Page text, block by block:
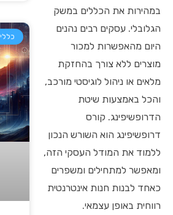
במהירות את הכללים במשק
הגלובלי. עסקים רבים נהנים
היום מהאפשרות למכור
מוצרים ללא צורך בהחזקת
מלאים או ניהול לוגיסטי מורכב,
והכל באמצעות שיטת
הדרופשיפינג. קורס
דרופשיפינג הוא השורש הנכון
ללמוד את המודל העסקי הזה,
ומאפשר למתחילים ומשפרים
כאחד לבנות חנות אינטרנטית
רווחית באופן עצמאי.
כללי